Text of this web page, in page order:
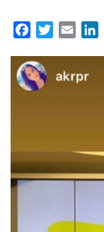
FacebookTwitterEmail